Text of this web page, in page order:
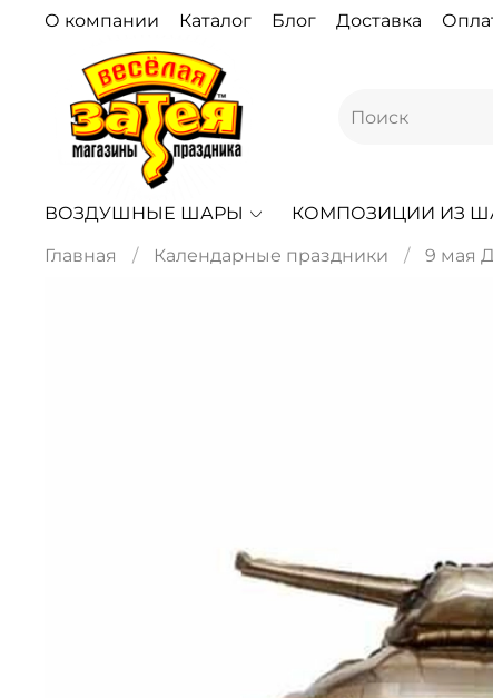
О компании Каталог Блог Доставка
ВОЗДУШНЫЕ ШАРЫ КОМПОЗИЦИИ ИЗ
Главная
Календарные праздники 9 мая